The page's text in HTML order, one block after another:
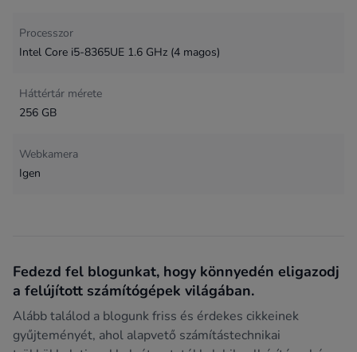
Processzor
Intel Core i5-8365UE 1.6 GHz (4 magos)
Háttértár mérete
256 GB
Webkamera
Igen
Fedezd fel blogunkat, hogy könnyedén eligazodj
a felújított számítógépek világában.
Alább találod a blogunk friss és érdekes cikkeinek
gyűjteményét, ahol alapvető számítástechnikai